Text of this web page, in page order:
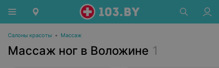
Салоны красоты • Массаж
Массаж ног в Воложине 1